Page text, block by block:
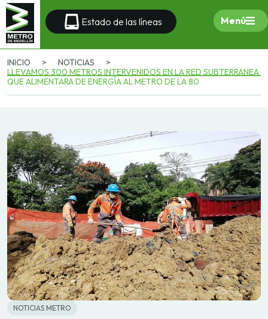
Estado de las líneas Menú
INICIO > NOTICIAS
>
LLEVAMOS 300 METROS INTERVENIDOS EN LA RED SUBTERRANEA
QUE ALIMENTARA DE ENERGÍA AL METRO DE LA 80
NOTICIAS METRO